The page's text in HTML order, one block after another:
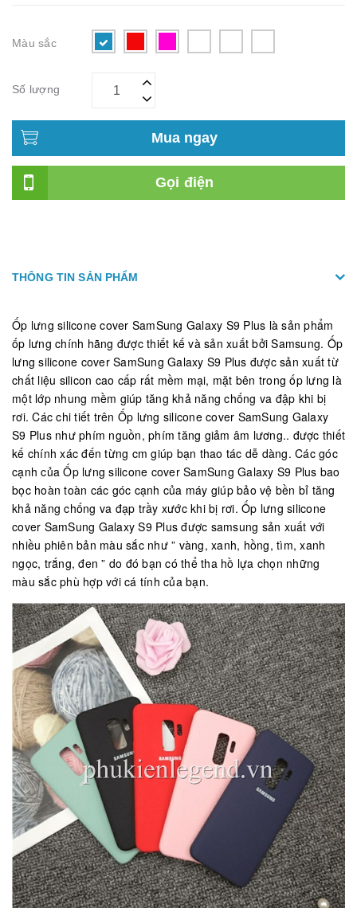
Màu sắc
Số lượng
Mua ngay
Gọi điện
THÔNG TIN SẢN PHẨM
Ốp lưng silicone cover SamSung Galaxy S9 Plus là sản phẩm
ốp lưng chính hãng được thiết kế và sản xuất bởi Samsung. Ốp
lưng silicone cover SamSung Galaxy S9 Plus được sản xuất từ
chất liệu silicon cao cấp rất mềm mại, mặt bên trong ốp lưng là
một lớp nhung mềm giúp tăng khả năng chống va đập khi bị
rơi. Các chi tiết trên Ốp lưng silicone cover SamSung Galaxy
S9 Plus như phím nguồn, phím tăng giảm âm lương.. được thiết
kế chính xác đến từng cm giúp bạn thao tác dễ dàng. Các góc
cạnh của Ốp lưng silicone cover SamSung Galaxy S9 Plus bao
bọc hoàn toàn các góc cạnh của máy giúp bảo vệ bền bỉ tăng
khả năng chống va đạp trầy xước khi bị rơi. Ốp lưng silicone
cover SamSung Galaxy S9 Plus được samsung sản xuất với
nhiều phiên bản màu sắc như ” vàng, xanh, hồng, tìm, xanh
ngọc, trắng, đen ” do đó bạn có thể tha hồ lựa chọn những
màu sắc phù hợp với cá tính của bạn.